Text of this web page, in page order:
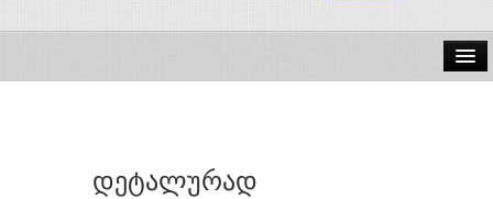
ავტორებიდეტალურად